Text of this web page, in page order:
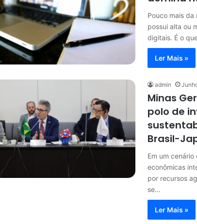
Pouco mais da
possui alta ou
digitais. É o
Ler Mais »
admin
Minas
polo de
Brasil-
Em um
econômicas
por recursos
se…
Ler Mais »